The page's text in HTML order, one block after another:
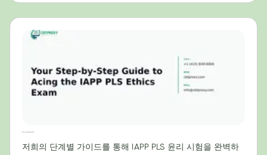
저희의 단계별 가이드를 통해 IAPP PLS 윤리 시험을 완벽하